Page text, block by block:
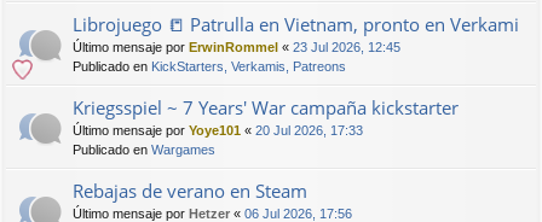
Librojuego 📒 Patrulla en Vietnam, pronto en Verkami
Último mensaje por ErwinRommel « 23 Jul 2026, 12:45
Publicado en KickStarters, Verkamis, Patreons
Kriegsspiel ~ 7 Years' War campaña kickstarter
Último mensaje por Yoye101 « 20 Jul 2026, 17:33
Publicado en Wargames
Rebajas de verano en Steam
Último mensaje por Hetzer « 06 Jul 2026, 17:56